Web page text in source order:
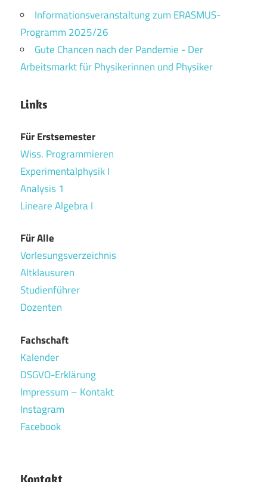
Informationsveranstaltung zum ERASMUS-
Programm 2025/26
Gute Chancen nach der Pandemie - Der
Arbeitsmarkt für Physikerinnen und Physiker
Links
Für Erstsemester
Wiss. Programmieren
Experimentalphysik I
Analysis 1
Lineare Algebra I
Für Alle
Vorlesungsverzeichnis
Altklausuren
Studienführer
Dozenten
Fachschaft
Kalender
DSGVO-Erklärung
Impressum – Kontakt
Instagram
Facebook
Kontakt